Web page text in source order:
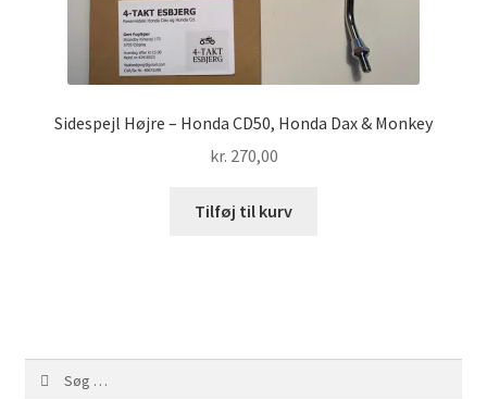
Sidespejl Højre – Honda CD50, Honda Dax & Monkey
kr. 270,00
Tilføj til kurv